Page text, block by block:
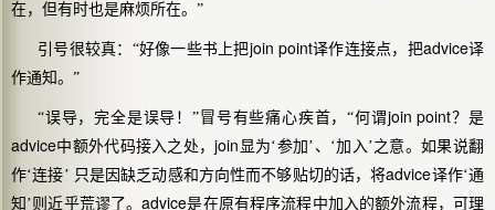
在，但有时也是麻烦所在。”
引号很较真：“好像一些书上把join point译作连接点，把advice译
作通知。”
“误导，完全是误导！”冒号有些痛心疾首，“何谓join point？是
advice中额外代码接入之处，join 显为‘参加’、‘加入’之意。如果说翻
作‘连接’ 只是因缺乏动感和方向性而不够贴切的话，将advice译作‘通
知’则近乎荒谬了。advice是在原有程序流程中加入的额外流程，可理